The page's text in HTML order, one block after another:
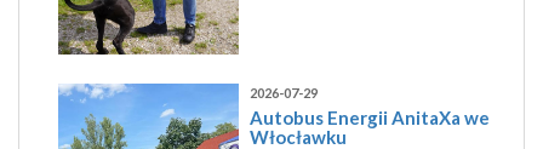
2026-07-29
Autobus Energii AnitaXa we
Włocławku